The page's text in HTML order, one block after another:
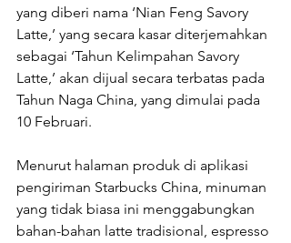
yang diberi nama ‘Nian Feng Savory
Latte,’ yang secara kasar diterjemahkan
sebagai ‘Tahun Kelimpahan Savory
Latte,’ akan dijual secara terbatas pada
Tahun Naga China, yang dimulai pada
10 Februari.
Menurut halaman produk di aplikasi
pengiriman Starbucks China, minuman
yang tidak biasa ini menggabungkan
bahan-bahan latte tradisional, espresso